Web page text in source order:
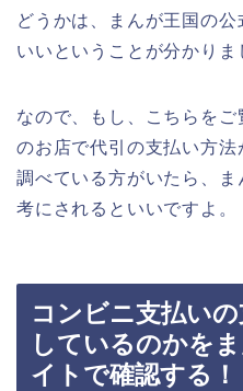
どうかは、まんが王国の
いいということが分かりま
なので、もし、こちらを
のお店で代引の支払い方
調べている方がいたら、
考にされるといいですよ。
コンビニ支払い
しているのかを
イトで確認する！